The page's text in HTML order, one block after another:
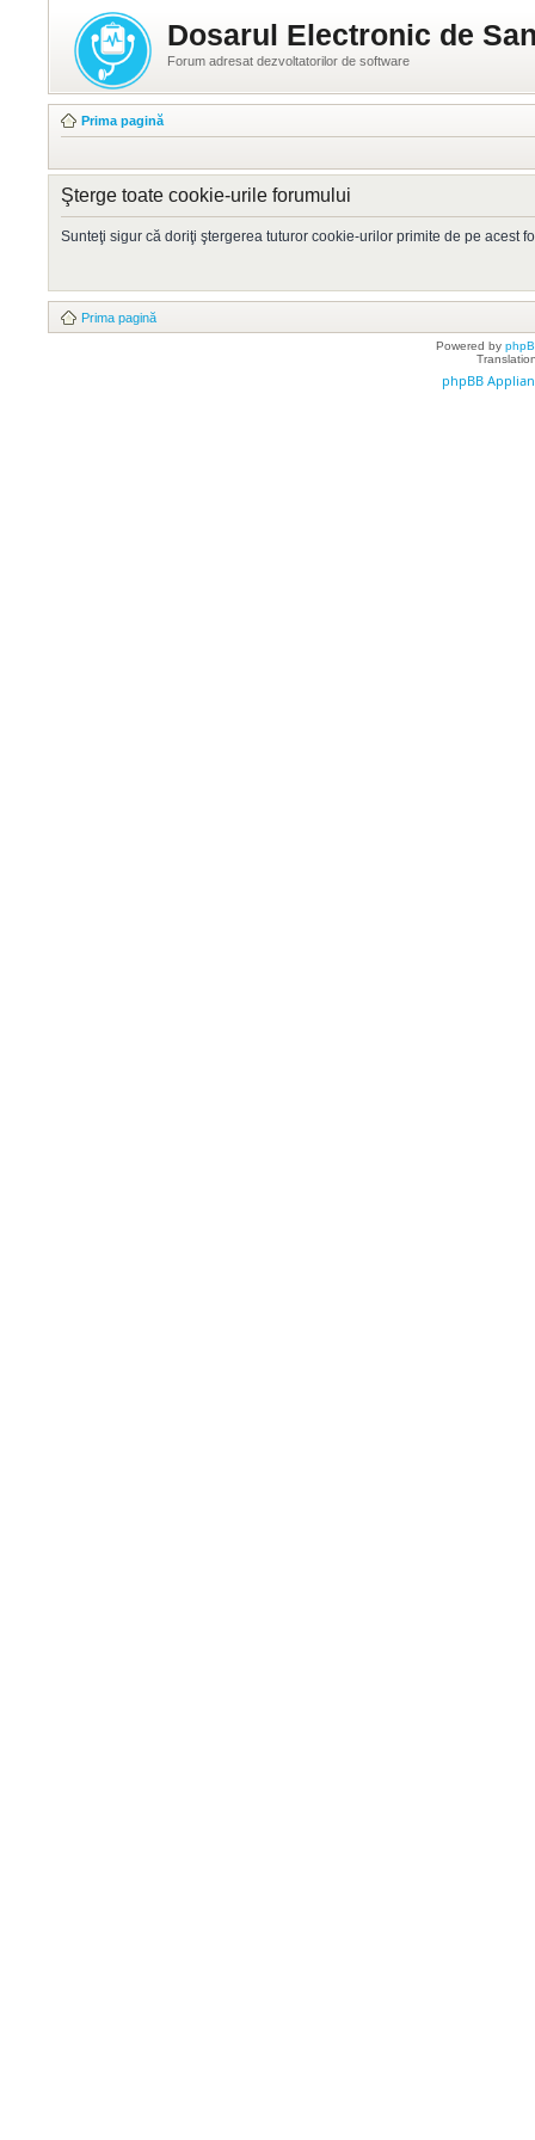
Dosarul Electronic de
Forum adresat dezvoltatorilor de software
Prima pagină
Şterge toate cookie-urile forumului
Sunteţi sigur că doriţi ştergerea tuturor cookie-urilor primite de pe acest
Prima pagină
Powered by
phpBB